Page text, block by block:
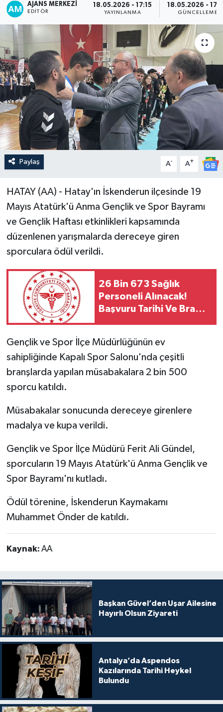
AJANS MERKEZI
EDITÖR
18.05.2026 - 17:15
YAYINLANMA
18.05.2026 -
GÜNCELLEME
Paylaş A- A+
HATAY (AA) - Hatay'ın İskenderun ilçesinde 19
Mayıs Atatürk'ü Anma Gençlik ve Spor Bayramı
ve Gençlik Haftası etkinlikleri kapsamında
düzenlenen yarışmalarda dereceye giren
sporculara ödül verildi.
26 Bin 673 Sağlık
Personeli Alınacak!
Başvuru Tarihi Ve Branş
Gençlik ve Spor İlçe Müdürlüğünün ev
sahipliğinde Kapalı Spor Salonu'nda çeşitli
branşlarda yapılan müsabakalara 2 bin 500
sporcu katıldı.
Müsabakalar sonucunda dereceye girenlere
madalya ve kupa verildi.
Gençlik ve Spor İlçe Müdürü Ferit Ali Gündel,
sporcuların 19 Mayıs Atatürk'ü Anma Gençlik ve
Spor Bayramı'nı kutladı.
Ödül törenine, İskenderun Kaymakamı
Muhammet Önder de katıldı.
Kaynak: AA
Başkan Güvel’den Uşar Ailesine
Hayırlı Olsun Ziyareti
Antalya’da Aspendos
Kazılarında Tarihi Heykel
Bulundu